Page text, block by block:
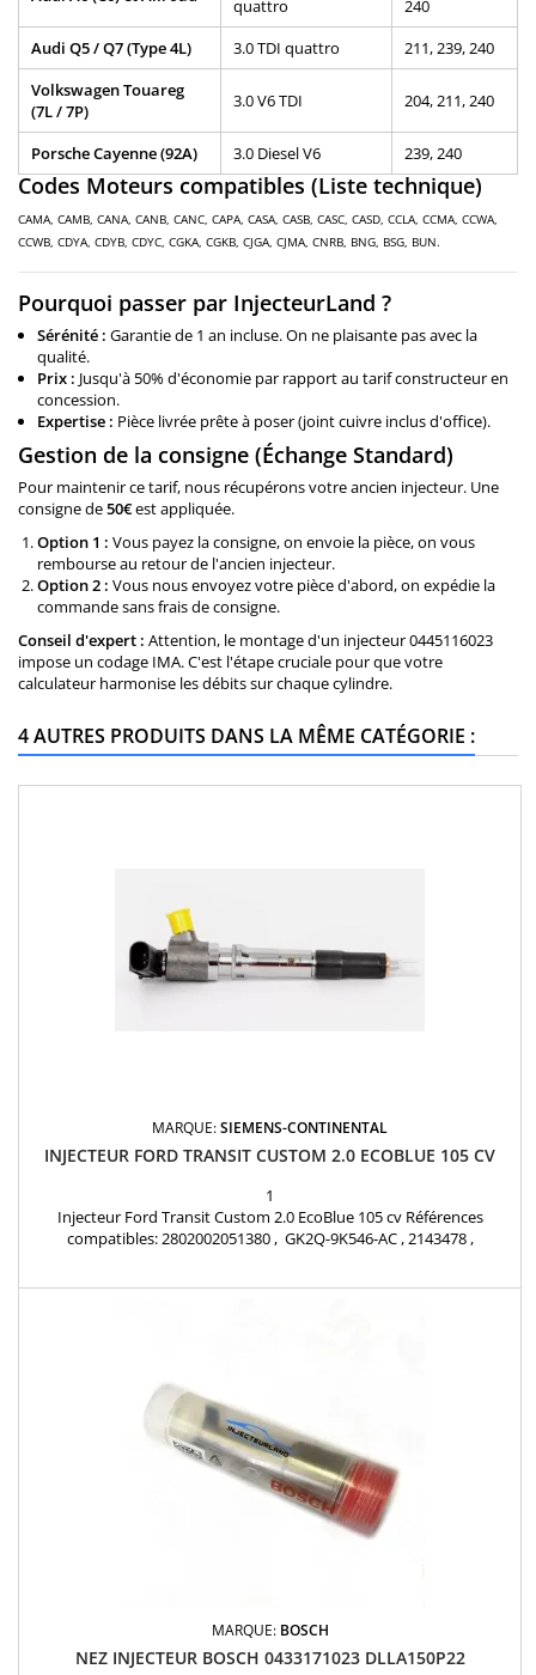
quattro
240
Audi Q5 / Q7 (Type 4L)
3.0 TDI quattro
211, 239, 240
Volkswagen Touareg
(7L / 7P)
3.0 V6 TDI 204, 211, 240
Porsche Cayenne (92A) 3.0 Diesel V6 239, 240
Codes Moteurs compatibles (Liste technique)
CAMA, CAMB, CANA, CANB, CANC, CAPA, CASA, CASB, CASC, CASD, CCLA, CCMA, CCWA,
CCWB, CDYA, CDYB, CDYC, CGKA, CGKB, CJGA, CJMA, CNRB, BNG, BSG, BUN.
Pourquoi passer par InjecteurLand ?
Sérénité : Garantie de 1 an incluse. On ne plaisante pas avec la
qualité.
Prix : Jusqu'à 50% d'économie par rapport au tarif constructeur en
concession.
Expertise : Pièce livrée prête à poser (joint cuivre inclus d'office).
Gestion de la consigne (Échange Standard)
Pour maintenir ce tarif, nous récupérons votre ancien injecteur. Une
consigne de50€est appliquée.
Option 1 : Vous payez la consigne, on envoie la pièce, on vous
rembourse au retour de l'ancien injecteur.
Option 2 : Vous nous envoyez votre pièce d'abord, on expédie la
commande sans frais de consigne.
Conseil d'expert : Attention, le montage d'un injecteur 0445116023
impose un codage IMA. C'est l'étape cruciale pour que votre
calculateur harmonise les débits sur chaque cylindre.
4 AUTRES PRODUITS DANS LA MÊME CATÉGORIE :
MARQUE:SIEMENS-CONTINENTAL
INJECTEUR FORD TRANSIT CUSTOM 2.0 ECOBLUE 105 CV
1
Injecteur Ford Transit Custom 2.0 EcoBlue 105 cv Références
compatibles: 2802002051380 , GK2Q-9K546-AC , 2143478 ,
MARQUE: BOSCH
NEZ INJECTEUR BOSCH 0433171023 DLLA150P22